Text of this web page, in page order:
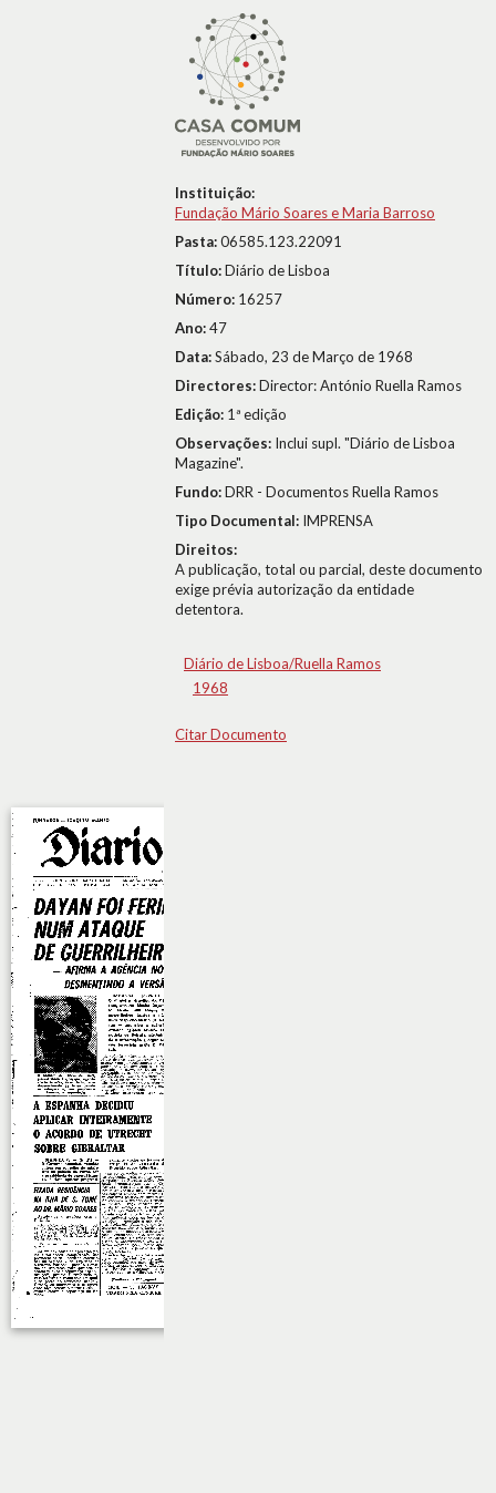
Instituição:
Fundação Mário Soares e Maria Barroso
Pasta:06585.123.22091
Título:Diário de Lisboa
Número: 16257
Ano:47
Data:Sábado, 23 de Março de 1968
Directores:Director: António Ruella Ramos
Edição: 1ª edição
Observações: Inclui supl. "Diário de Lisboa
Magazine".
Fundo:DRR - Documentos Ruella Ramos
Tipo Documental: IMPRENSA
Direitos:
A publicação, total ou parcial, deste documento
exige prévia autorização da entidade
detentora.
Diário de Lisboa/Ruella Ramos
1968
Citar Documento